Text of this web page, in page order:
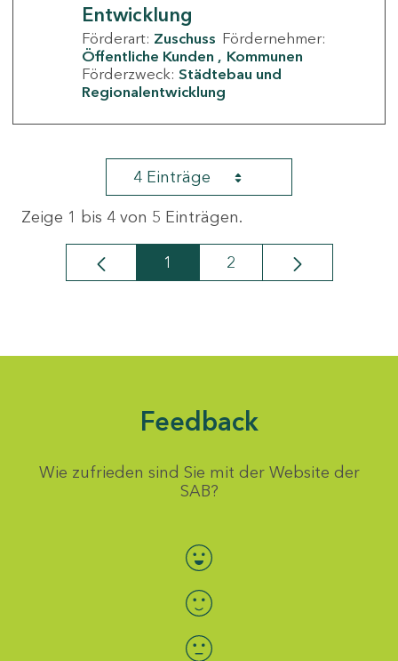
Entwicklung
Förderart: Zuschuss Fördernehmer:
Öffentliche Kunden
Kommunen
Förderzweck: Städtebau und
Regionalentwicklung
4 Einträge
Zeige 1 bis 4 von 5 Einträgen.
Seite
1 Seite
2
Feedback
Wie zufrieden sind Sie mit der Website der
SAB?
Bewertung auswählen